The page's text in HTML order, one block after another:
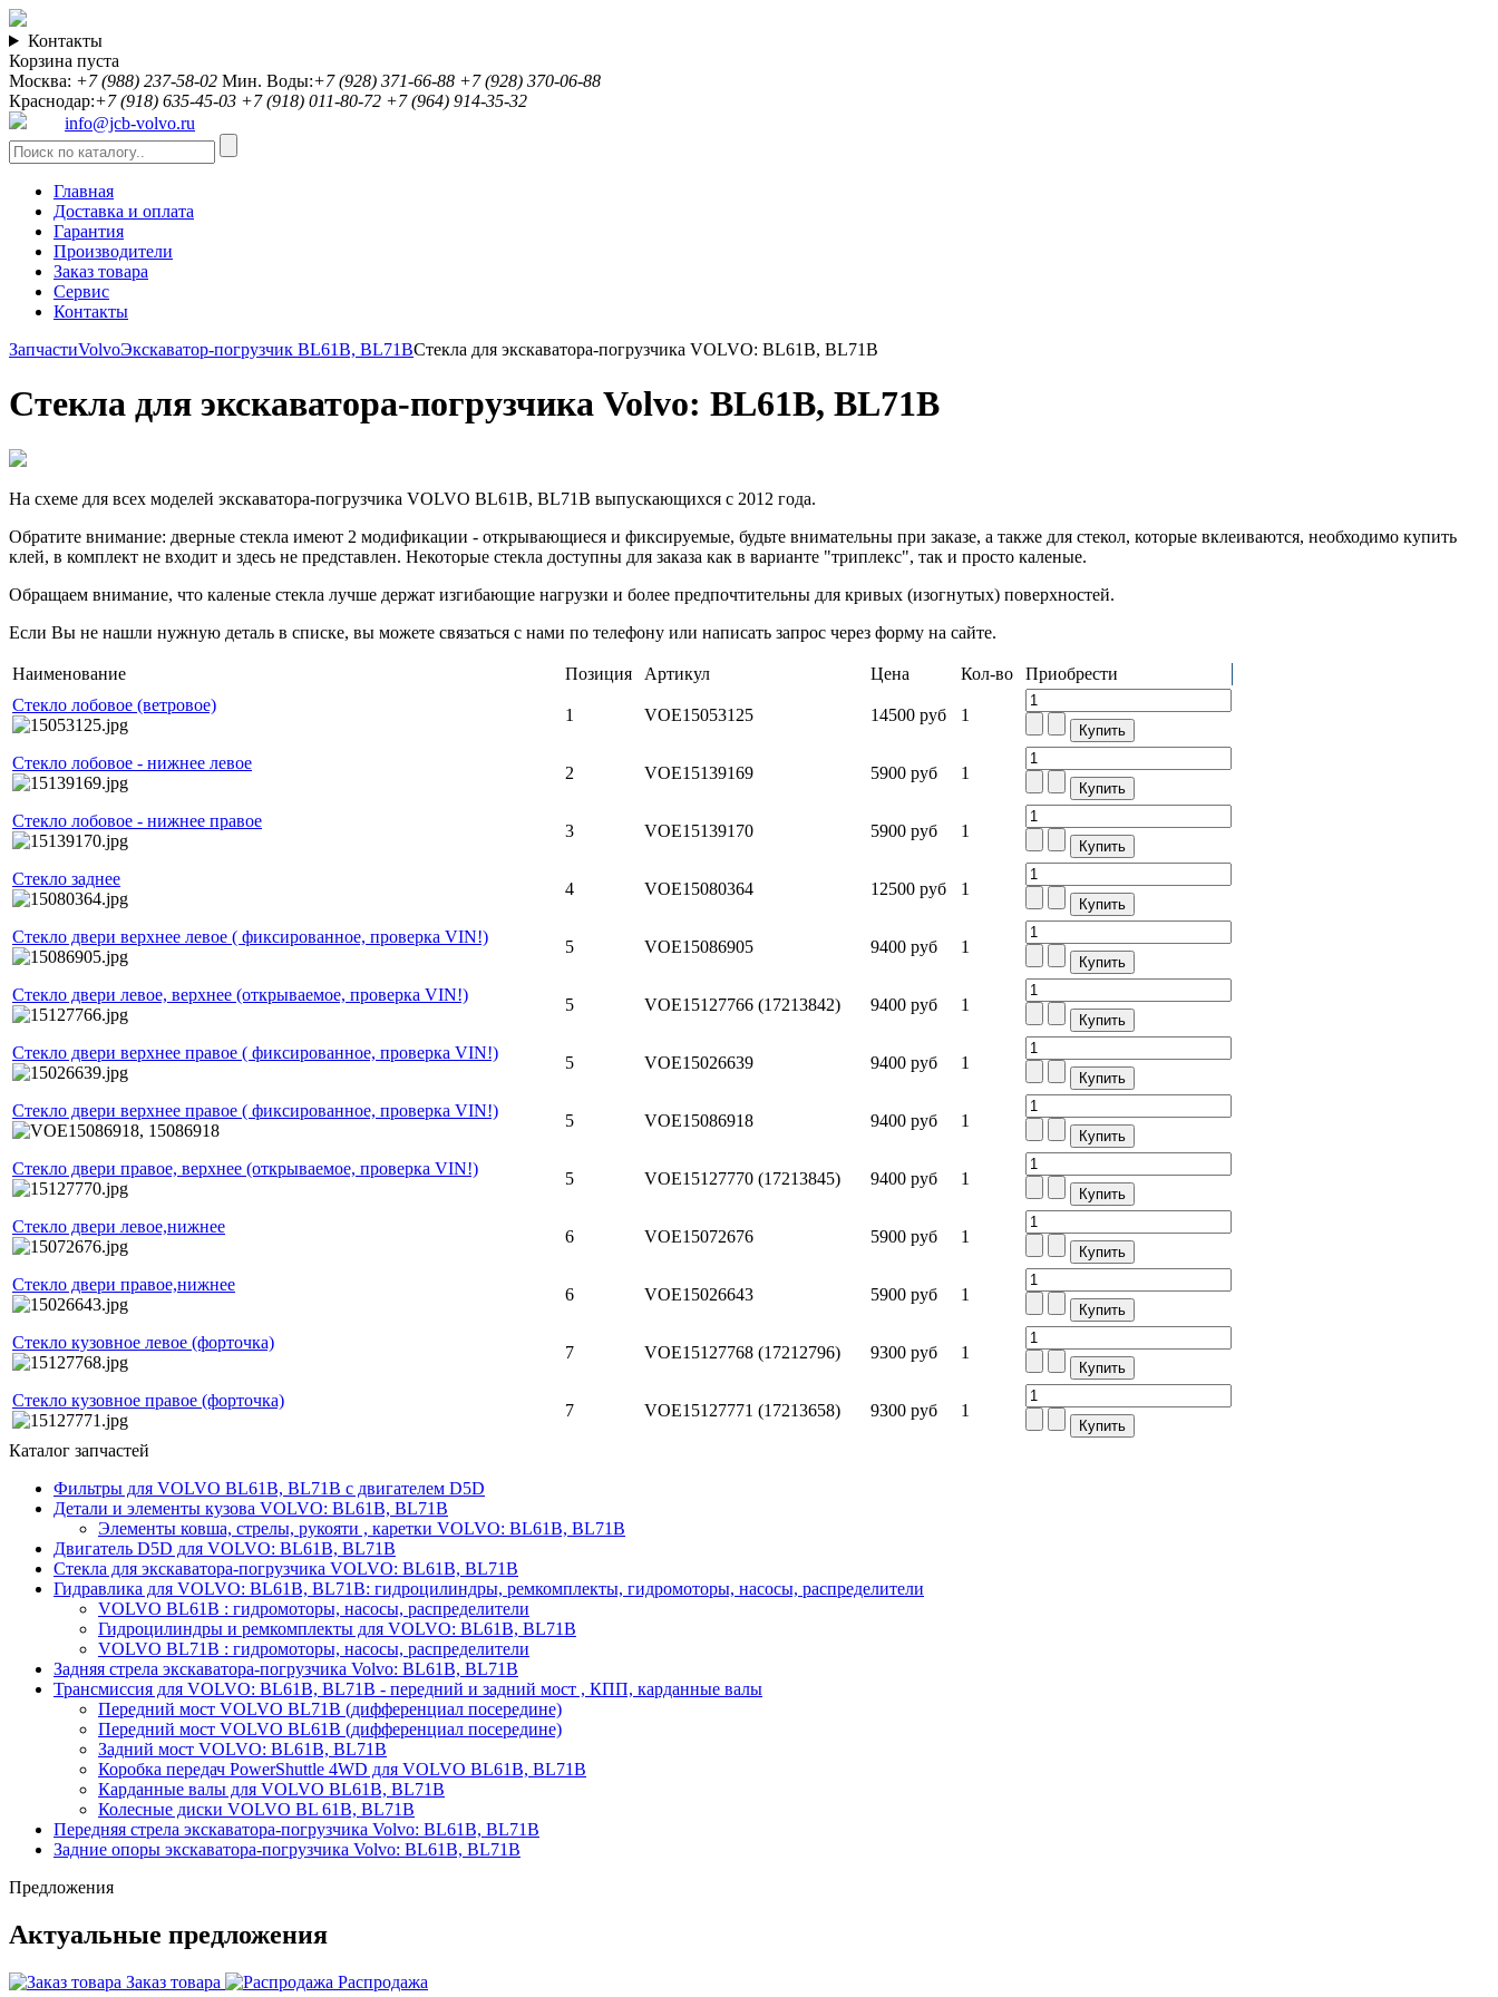
Контакты
Корзина пуста
Москва: +7 (988) 237-58-02 Мин. Воды:+7 (928) 371-66-88 +7 (928) 370-06-88
Краснодар:+7 (918) 635-45-03 +7 (918) 011-80-72 +7 (964) 914-35-32
info@jcb-volvo.ru
Главная
Доставка и оплата
Гарантия
Производители
Заказ товара
Сервис
Контакты
ЗапчастиVolvoЭкскаватор-погрузчик BL61B, BL71BСтекла для экскаватора-погрузчика VOLVO: BL61B, BL71B
Стекла для экскаватора-погрузчика Volvo: BL61B, BL71B
На схеме для всех моделей экскаватора-погрузчика VOLVO BL61B, BL71B выпускающихся с 2012 года.
Обратите внимание: дверные стекла имеют 2 модификации - открывающиеся и фиксируемые, будьте внимательны при заказе, а также для стекол, которые вклеиваются, необходимо купить
клей, в комплект не входит и здесь не представлен. Некоторые стекла доступны для заказа как в варианте "триплекс", так и просто каленые.
Обращаем внимание, что каленые стекла лучше держат изгибающие нагрузки и более предпочтительны для кривых (изогнутых) поверхностей.
Если Вы не нашли нужную деталь в списке, вы можете связаться с нами по телефону или написать запрос через форму на сайте.
Наименование Позиция Артикул Цена Кол-во
Приобрести
Стекло лобовое (ветровое)
1 VOE15053125 14500 руб 1
Стекло лобовое - нижнее левое
2 VOE15139169 5900 руб 1
Стекло лобовое - нижнее правое
3 VOE15139170 5900 руб 1
Стекло заднее
4 VOE15080364 12500 руб 1
Стекло двери верхнее левое ( фиксированное, проверка VIN!)
5 VOE15086905 9400 руб 1
Стекло двери левое, верхнее (открываемое, проверка VIN!)
5 VOE15127766 (17213842) 9400 руб 1
Стекло двери верхнее правое ( фиксированное, проверка VIN!)
5 VOE15026639 9400 руб 1
Стекло двери верхнее правое ( фиксированное, проверка VIN!)
5 VOE15086918 9400 руб 1
Стекло двери правое, верхнее (открываемое, проверка VIN!)
5 VOE15127770 (17213845) 9400 руб 1
Стекло двери левое,нижнее
6 VOE15072676 5900 руб 1
Стекло двери правое,нижнее
6 VOE15026643 5900 руб 1
Стекло кузовное левое (форточка)
7 VOE15127768 (17212796) 9300 руб 1
Стекло кузовное правое (форточка)
7 VOE15127771 (17213658) 9300 руб 1
Каталог запчастей
Фильтры для VOLVO BL61B, BL71B c двигателем D5D
Детали и элементы кузова VOLVO: BL61B, BL71B
Элементы ковша, стрелы, рукояти , каретки VOLVO: BL61B, BL71B
Двигатель D5D для VOLVO: BL61B, BL71B
Стекла для экскаватора-погрузчика VOLVO: BL61B, BL71B
Гидравлика для VOLVO: BL61B, BL71B: гидроцилиндры, ремкомплекты, гидромоторы, насосы, распределители
VOLVO BL61B : гидромоторы, насосы, распределители
Гидроцилиндры и ремкомплекты для VOLVO: BL61B, BL71B
VOLVO BL71B : гидромоторы, насосы, распределители
Задняя стрела экскаватора-погрузчика Volvo: BL61B, BL71B
Трансмиссия для VOLVO: BL61B, BL71B - передний и задний мост , КПП, карданные валы
Передний мост VOLVO BL71B (дифференциал посередине)
Передний мост VOLVO BL61B (дифференциал посередине)
Задний мост VOLVO: BL61B, BL71B
Коробка передач PowerShuttle 4WD для VOLVO BL61B, BL71B
Карданные валы для VOLVO BL61B, BL71B
Колесные диски VOLVO BL 61B, BL71B
Передняя стрела экскаватора-погрузчика Volvo: BL61B, BL71B
Задние опоры экскаватора-погрузчика Volvo: BL61B, BL71B
Предложения
Актуальные предложения
Заказ товара Распродажа